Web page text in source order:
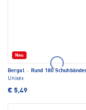
Neu
Bergal · Rund 180
Unisex
€ 5,49